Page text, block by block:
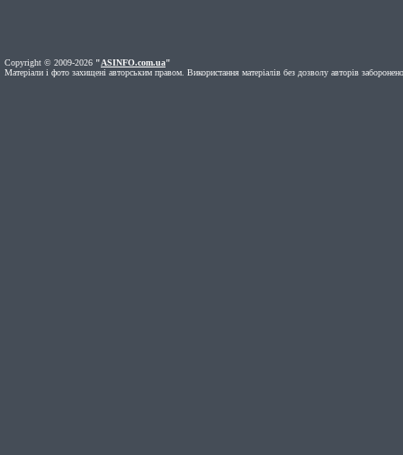
Copyright © 2009-2026 "ASINFO.com.ua"
Матеріали і фото захищені авторським правом. Використання матеріалів без дозволу авторів